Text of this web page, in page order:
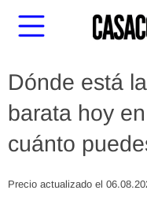
Dónde está
barata hoy
cuánto
Precio actualizado el